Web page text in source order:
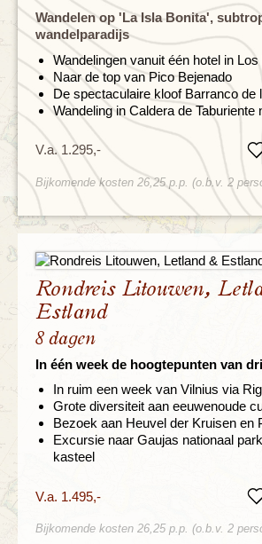
Wandelen op 'La Isla Bonita',
wandelparadijs
Wandelingen vanuit één hotel in Los
Naar de top van Pico Bejenado
De spectaculaire kloof Barranco de
Wandeling in Caldera de Taburiente
V.a. 1.295,-
Bijkomende kosten 26,25 p.p. (o.b.v. 2
Rondreis Litouwen,
Estland
8 dagen
In één week de hoogtepunten van
In ruim een week van Vilnius via
Grote diversiteit aan eeuwenoude
Bezoek aan Heuvel der Kruisen en
Excursie naar Gaujas nationaal
kasteel
V.a. 1.495,-
Bijkomende kosten 26,25 p.p. (o.b.v. 2